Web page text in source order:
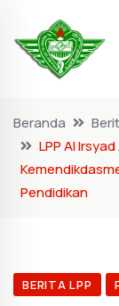
Beranda
LPP Al
Pendidikan
BERITA LPP